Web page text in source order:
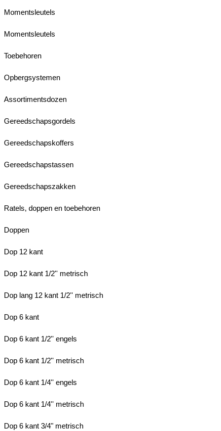
Momentsleutels
Momentsleutels
Toebehoren
Opbergsystemen
Assortimentsdozen
Gereedschapsgordels
Gereedschapskoffers
Gereedschapstassen
Gereedschapszakken
Ratels, doppen en toebehoren
Doppen
Dop 12 kant
Dop 12 kant 1/2'' metrisch
Dop lang 12 kant 1/2'' metrisch
Dop 6 kant
Dop 6 kant 1/2'' engels
Dop 6 kant 1/2'' metrisch
Dop 6 kant 1/4'' engels
Dop 6 kant 1/4'' metrisch
Dop 6 kant 3/4" metrisch